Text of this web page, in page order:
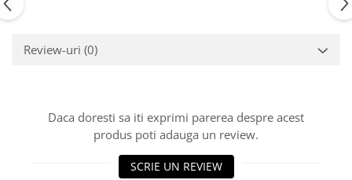
Review-uri (0)
Daca doresti sa iti exprimi parerea despre acest
produs poti adauga un review.
SCRIE UN REVIEW